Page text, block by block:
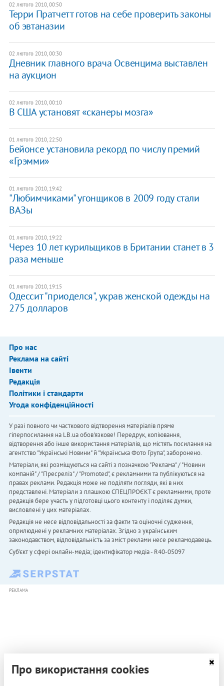
02 лютого 2010, 00:50
Терри Пратчетт готов на себе проверить законы
об эвтаназии
02 лютого 2010, 00:30
Дневник главного врача Освенцима выставлен
на аукцион
02 лютого 2010, 00:10
В США установят «сканеры мозга»
01 лютого 2010, 22:50
Бейонсе установила рекорд по числу премий
«Грэмми»
01 лютого 2010, 19:42
"Любимчиками" угонщиков в 2009 году стали
ВАЗы
01 лютого 2010, 19:22
Через 10 лет курильщиков в Британии станет в 3
раза меньше
01 лютого 2010, 19:15
Одессит "приоделся", украв женской одежды на
275 долларов
Про нас
Реклама на сайті
Івенти
Редакція
Політики і стандарти
Угода конфіденційності
У разі повного чи часткового відтворення матеріалів пряме
гіперпосилання на LB.ua обов'язкове! Передрук, копіювання,
відтворення або інше використання матеріалів, що містять посилання на
агентство "Українськi Новини" й "Українська Фото Група", заборонено.
Матеріали, які розміщуються на сайті з позначкою "Реклама" / "Новини
компаній" / "Пресреліз" / "Promoted", є рекламними та публікуються на
правах реклами. Редакція може не поділяти погляди, які в них
представлені. Матеріали з плашкою СПЕЦПРОЄКТ є рекламними, проте
редакція бере участь у підготовці цього контенту і поділяє думки,
висловлені у цих матеріалах.
Редакція не несе відповідальності за факти та оціночні судження,
оприлюднені у рекламних матеріалах. Згідно з українським
законодавством, відповідальність за зміст реклами несе рекламодавець.
Cуб'єкт у сфері онлайн-медіа; ідентифікатор медіа - R40-05097
РЕКЛАМА
Про використання cookies